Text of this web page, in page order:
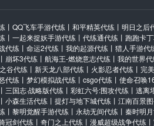
丨 QQ飞车手游代练 丨 和平精英代练 丨 明日之后
丨 一起来捉妖手游代练 丨 代练通代练 丨 跑跑卡
代练 丨 命运2代练 丨 我的起源代练 丨 猎人手游代
丨 崩坏3代练 丨 航海王-燃烧意志代练 丨 我的世界代
谷代练 丨 新天龙八部代练 丨 火影忍者代练 丨 完
代练 丨 梦幻模拟战代练 丨 csgo代练 丨 使命召唤
丨 三国志·战略版代练 丨 彩虹六号:围攻代练 丨 逃离
丨 小森生活代练 丨 提灯与地下城代练 丨 江南百景
丨 黎明觉醒手游代练 丨 永劫无间代练 丨 秦时明
冠剑代练 丨 奇门之上代练 丨 漫威超级战争代练 丨